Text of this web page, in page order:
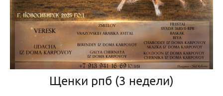
Щенки рпб (3 недели)